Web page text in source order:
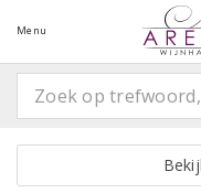
Menu